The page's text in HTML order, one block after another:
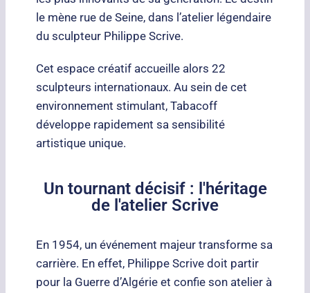
le mène rue de Seine, dans l’atelier légendaire
du sculpteur Philippe Scrive.
Cet espace créatif accueille alors 22
sculpteurs internationaux. Au sein de cet
environnement stimulant, Tabacoff
développe rapidement sa sensibilité
artistique unique.
Un tournant décisif : l'héritage
de l'atelier Scrive
En 1954, un événement majeur transforme sa
carrière. En effet, Philippe Scrive doit partir
pour la Guerre d’Algérie et confie son atelier à